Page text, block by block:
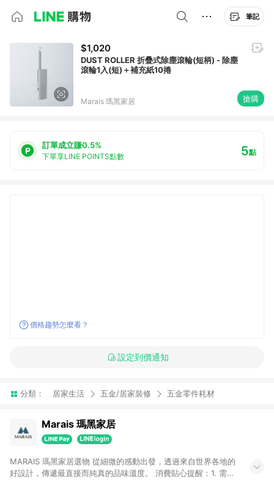
筆記
$1,020
DUST ROLLER 折疊式除塵滾輪(短柄) - 除塵
滾輪1入(短)＋補充紙10捲
Marais 瑪黑家居 搶購
訂單成立賺0.5%
下單享LINE POINTS點數 5點
價格趨勢怎麼看？
設定到價通知
分類： 居家生活 五金/居家裝修 五金零件耗材
Marais 瑪黑家居
MARAIS 瑪黑家居選物 從細微的感動出發，透過來自世界各地的
好設計，傳遞最直接而純真的品味溫度。 消費貼心提醒：1. 需透